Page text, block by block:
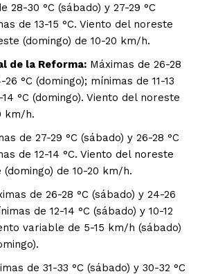
28-30 °C (sábado) y 27-29 °C
de 13-15 °C. Viento del noreste
(domingo) de 10-20 km/h.
de la Reforma: Máximas de 26-28
°C (domingo); mínimas de 11-13
14 °C (domingo). Viento del noreste
km/h.
de 27-29 °C (sábado) y 26-28 °C
de 12-14 °C. Viento del noreste
de 10-20 km/h.
de 26-28 °C (sábado) y 24-26
de 12-14 °C (sábado) y 10-12
variable de 5-15 km/h (sábado)
de 31-33 °C (sábado) y 30-32 °C